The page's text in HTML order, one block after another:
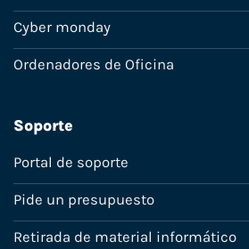
Cyber monday
Ordenadores de Oficina
Soporte
Portal de soporte
Pide un presupuesto
Retirada de material informático